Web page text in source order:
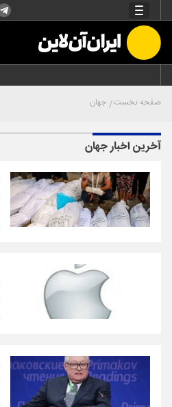
صفحه نخست جهان
آخرین اخبار جهان